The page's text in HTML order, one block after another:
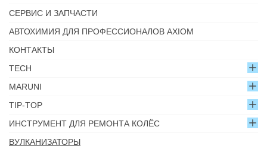
СЕРВИС И ЗАПЧАСТИ
АВТОХИМИЯ ДЛЯ ПРОФЕССИОНАЛОВ AXIOM
КОНТАКТЫ
TECH
MARUNI
TIP-TOP
ИНСТРУМЕНТ ДЛЯ РЕМОНТА КОЛЁС
ВУЛКАНИЗАТОРЫ